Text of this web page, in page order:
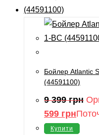
Бойлер Atlantic
(44591100)
9 399грн
599 грн
Купити